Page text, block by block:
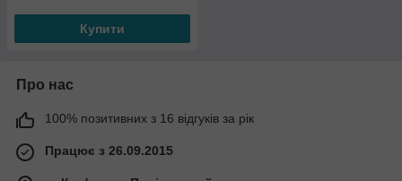
Купити
Про нас
100% позитивних з 16 відгуків за рік
Працює з 26.09.2015